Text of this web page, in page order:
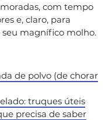
com tempo
e, claro, para
magnífico molho.
de polvo (de chorar
truques úteis
precisa de saber